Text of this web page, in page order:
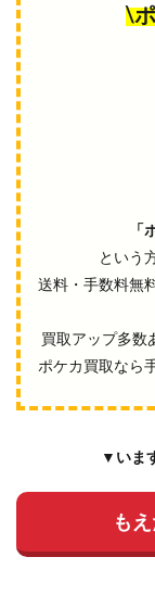
\
「
という
送料・手数料無
買取アップ多数
ポケカ買取なら
▼いま
も